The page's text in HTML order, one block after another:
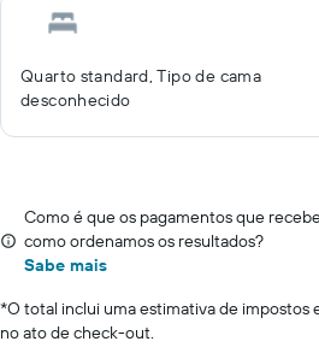
Quarto standard, Tipo de cama
desconhecido
Como é que os pagamentos que
como ordenamos os resultados?
Sabe mais
*O total inclui uma estimativa de impostos
no ato de check-out.